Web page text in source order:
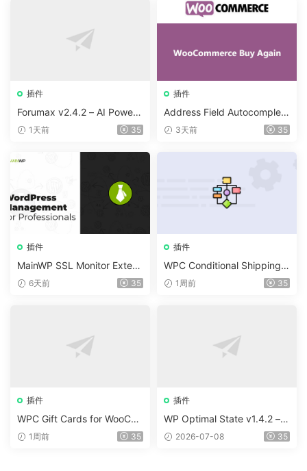
插件
Forumax v2.4.2 – AI Powere
d Advanced Community For
1天前 35
插件
Address Field Autocomplete
For WooCommerce v1.3.2
3天前 35
插件
MainWP SSL Monitor Extens
ion v5.2
6天前 35
插件
WPC Conditional Shipping &
Payments (Premium) v1.0.2
1周前 35
插件
WPC Gift Cards for WooCo
mmerce (Premium) v1.0.2
1周前 35
插件
WP Optimal State v1.4.2 –
WordPress 優化、清理和安
2026-07-08 35